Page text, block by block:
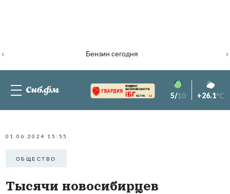
Бензин сегодня
‹ ›
82.76% -1.2 5/10 +26.1°C
01.06.2024 15:55
ОБЩЕСТВО
Тысячи новосибирцев